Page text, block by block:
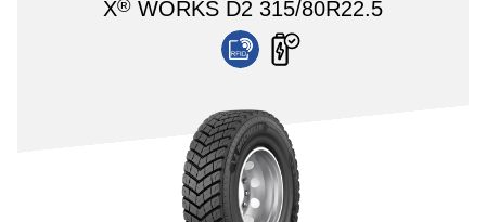
X® WORKS D2 315/80R22.5